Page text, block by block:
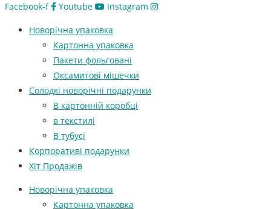
Facebook-f Youtube Instagram
Новорічна упаковка
Картонна упаковка
Пакети фольговані
Оксамитові мішечки
Солодкі новорічні подарунки
В картонній коробці
в текстилі
В тубусі
Корпоративі подарунки
Хіт Продажів
Новорічна упаковка
Картонна упаковка